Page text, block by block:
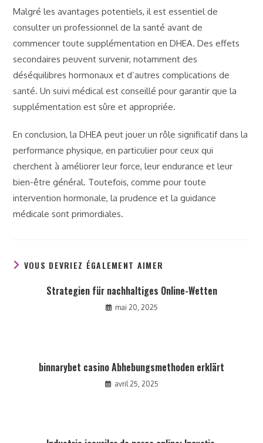
Malgré les avantages potentiels, il est essentiel de
consulter un professionnel de la santé avant de
commencer toute supplémentation en DHEA. Des effets
secondaires peuvent survenir, notamment des
déséquilibres hormonaux et d’autres complications de
santé. Un suivi médical est conseillé pour garantir que la
supplémentation est sûre et appropriée.
En conclusion, la DHEA peut jouer un rôle significatif dans la
performance physique, en particulier pour ceux qui
cherchent à améliorer leur force, leur endurance et leur
bien-être général. Toutefois, comme pour toute
intervention hormonale, la prudence et la guidance
médicale sont primordiales.
VOUS DEVRIEZ ÉGALEMENT AIMER
Strategien für nachhaltiges Online-Wetten
mai 20, 2025
binnarybet casino Abhebungsmethoden erklärt
avril 25, 2025